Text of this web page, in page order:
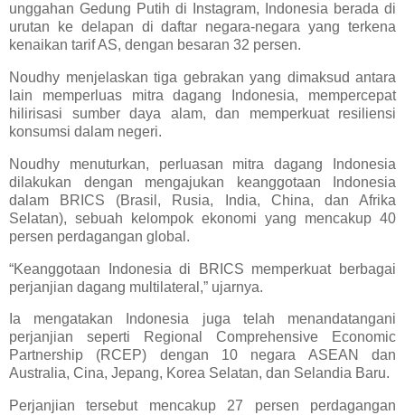
unggahan Gedung Putih di Instagram, Indonesia berada di
urutan ke delapan di daftar negara-negara yang terkena
kenaikan tarif AS, dengan besaran 32 persen.
Noudhy menjelaskan tiga gebrakan yang dimaksud antara
lain memperluas mitra dagang Indonesia, mempercepat
hilirisasi sumber daya alam, dan memperkuat resiliensi
konsumsi dalam negeri.
Noudhy menuturkan, perluasan mitra dagang Indonesia
dilakukan dengan mengajukan keanggotaan Indonesia
dalam BRICS (Brasil, Rusia, India, China, dan Afrika
Selatan), sebuah kelompok ekonomi yang mencakup 40
persen perdagangan global.
“Keanggotaan Indonesia di BRICS memperkuat berbagai
perjanjian dagang multilateral,” ujarnya.
Ia mengatakan Indonesia juga telah menandatangani
perjanjian seperti Regional Comprehensive Economic
Partnership (RCEP) dengan 10 negara ASEAN dan
Australia, Cina, Jepang, Korea Selatan, dan Selandia Baru.
Perjanjian tersebut mencakup 27 persen perdagangan